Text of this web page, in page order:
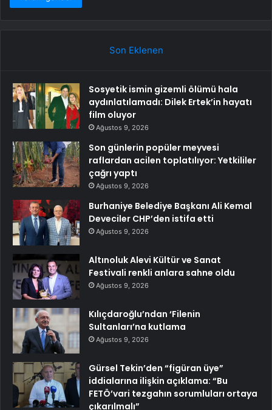
Son Eklenen
Sosyetik ismin gizemli ölümü hala
aydınlatılamadı: Dilek Ertek’in hayatı
film oluyor
Ağustos 9, 2026
Son günlerin popüler meyvesi
raflardan acilen toplatılıyor: Yetkililer
çağrı yaptı
Ağustos 9, 2026
Burhaniye Belediye Başkanı Ali Kemal
Deveciler CHP’den istifa etti
Ağustos 9, 2026
Altınoluk Alevi Kültür ve Sanat
Festivali renkli anlara sahne oldu
Ağustos 9, 2026
Kılıçdaroğlu’ndan ‘Filenin
Sultanları’na kutlama
Ağustos 9, 2026
Gürsel Tekin’den “figüran üye”
iddialarına ilişkin açıklama: “Bu
FETÖ’vari tezgahın sorumluları ortaya
çıkarılmalı”